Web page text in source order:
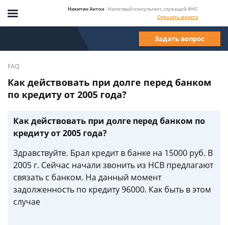
Никитин Антон - Налоговый консультант, служащий ФНС
Спросить юриста
Задать вопрос
FAQ
Как действовать при долге перед банком
по кредиту от 2005 года?
Как действовать при долге перед банком по
кредиту от 2005 года?
Здравствуйте. Брал кредит в банке на 15000 руб. В
2005 г. Сейчас начали звонить из НСВ предлагают
связать с банком. На данный момент
задолженность по кредиту 96000. Как быть в этом
случае